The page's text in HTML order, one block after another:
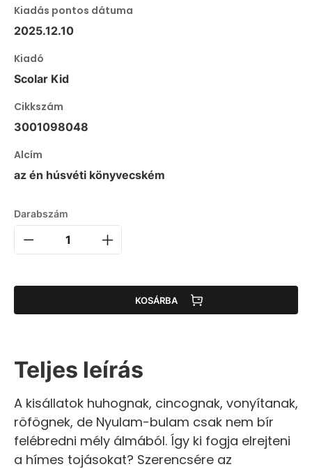
Kiadás pontos dátuma
2025.12.10
Kiadó
Scolar Kid
Cikkszám
3001098048
Alcím
az én húsvéti könyvecském
Darabszám
KOSÁRBA
Teljes leírás
A kisállatok huhognak, cincognak, vonyítanak,
röfögnek, de Nyulam-bulam csak nem bír
felébredni mély álmából. Így ki fogja elrejteni
a hímes tojásokat? Szerencsére az